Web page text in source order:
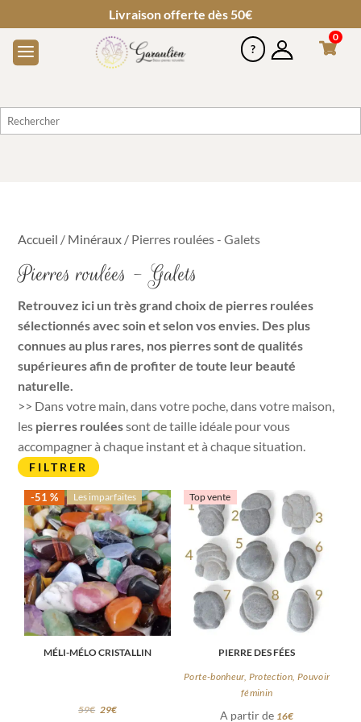
Livraison offerte dès 50€
0
Accueil / Minéraux / Pierres roulées - Galets
Pierres roulées - Galets
Retrouvez ici un très grand choix de pierres roulées
sélectionnés avec soin et selon vos envies. Des plus
connues au plus rares, nos pierres sont de qualités
supérieures afin de profiter de toute leur beauté
naturelle.
>> Dans votre main, dans votre poche, dans votre maison,
les pierres rouléessont de taille idéale pour vous
accompagner à chaque instant et à chaque situation.
FILTRER
-51 % Les imparfaites
MÉLI-MÉLO CRISTALLIN
59€ 29€
Top vente
PIERRE DES FÉES
Porte-bonheur, Protection, Pouvoir
féminin
A partir de 16€